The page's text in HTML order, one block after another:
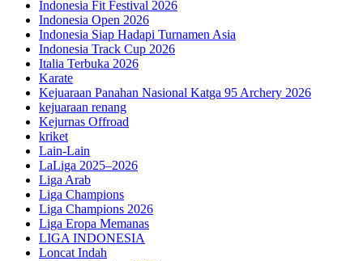
Indonesia Fit Festival 2026
Indonesia Open 2026
Indonesia Siap Hadapi Turnamen Asia
Indonesia Track Cup 2026
Italia Terbuka 2026
Karate
Kejuaraan Panahan Nasional Katga 95 Archery 2026
kejuaraan renang
Kejurnas Offroad
kriket
Lain-Lain
LaLiga 2025–2026
Liga Arab
Liga Champions
Liga Champions 2026
Liga Eropa Memanas
LIGA INDONESIA
Loncat Indah